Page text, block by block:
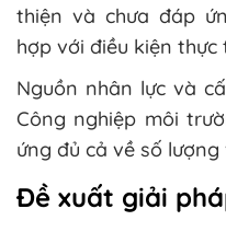
thiện và chưa đáp
hợp với điều kiện thực
Nguồn nhân lực và
Công nghiệp môi
ứng đủ cả về số
Đề xuất giải